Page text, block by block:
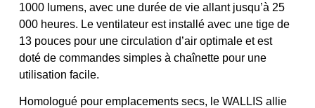
1000 lumens, avec une durée de vie allant jusqu’à 25
000 heures. Le ventilateur est installé avec une tige de
13 pouces pour une circulation d’air optimale et est
doté de commandes simples à chaînette pour une
utilisation facile.
Homologué pour emplacements secs, le WALLIS allie